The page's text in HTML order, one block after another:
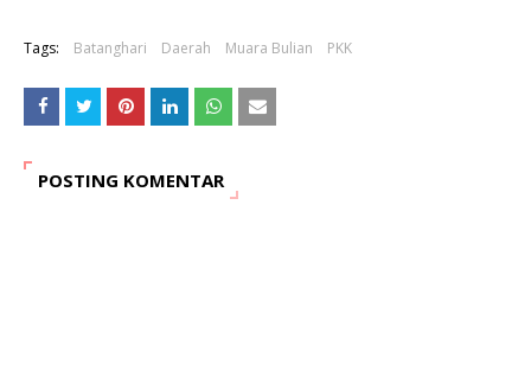
Tags: Batanghari Daerah Muara Bulian PKK
POSTING KOMENTAR